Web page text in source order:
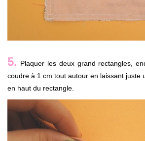
5. Plaquer les deux grand rectangles,
coudre à 1 cm tout autour en laissant juste
en haut du rectangle.